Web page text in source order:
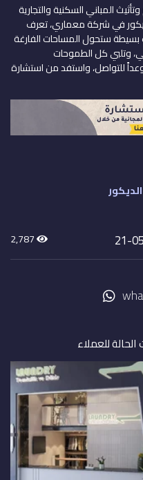
المباني السكنية والتجارية
في شركة معماري، تعرف
بسيطة ستحول المساحات الفارغة
وتلبي كل الطموحات
للتواصل، واستفد من استشارة
للعملاء